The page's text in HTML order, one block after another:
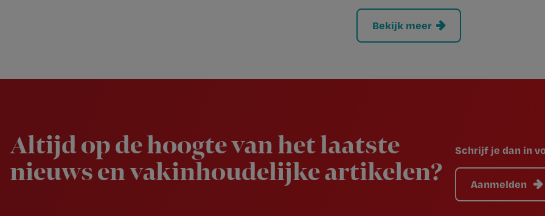
Bekijk meer
Altijd op de hoogte van het laatste
nieuws en vakinhoudelijke artikelen?
Schrijf je dan in
Aanmelden